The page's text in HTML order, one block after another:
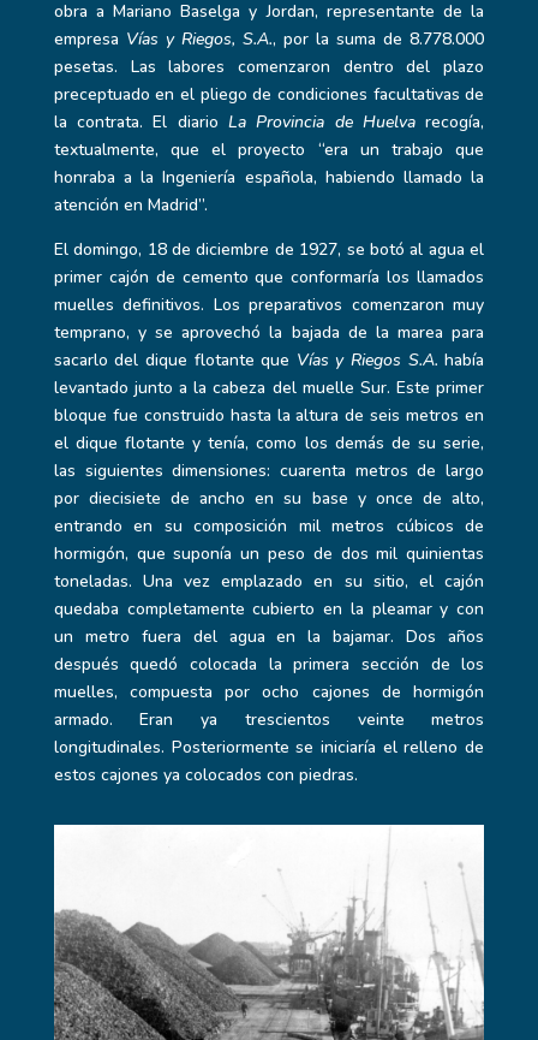
obra a Mariano Baselga y Jordan, representante de la
empresa Vías y Riegos, S.A., por la suma de 8.778.000
pesetas. Las labores comenzaron dentro del plazo
preceptuado en el pliego de condiciones facultativas de
la contrata. El diario La Provincia de Huelva recogía,
textualmente, que el proyecto “era un trabajo que
honraba a la Ingeniería española, habiendo llamado la
atención en Madrid”.
El domingo, 18 de diciembre de 1927, se botó al agua el
primer cajón de cemento que conformaría los llamados
muelles definitivos. Los preparativos comenzaron muy
temprano, y se aprovechó la bajada de la marea para
sacarlo del dique flotante que Vías y Riegos S.A. había
levantado junto a la cabeza del muelle Sur. Este primer
bloque fue construido hasta la altura de seis metros en
el dique flotante y tenía, como los demás de su serie,
las siguientes dimensiones: cuarenta metros de largo
por diecisiete de ancho en su base y once de alto,
entrando en su composición mil metros cúbicos de
hormigón, que suponía un peso de dos mil quinientas
toneladas. Una vez emplazado en su sitio, el cajón
quedaba completamente cubierto en la pleamar y con
un metro fuera del agua en la bajamar. Dos años
después quedó colocada la primera sección de los
muelles, compuesta por ocho cajones de hormigón
armado. Eran ya trescientos veinte metros
longitudinales. Posteriormente se iniciaría el relleno de
estos cajones ya colocados con piedras.